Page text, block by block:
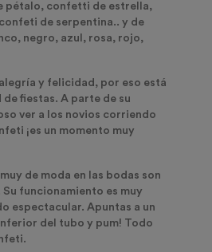
pétalo, confetti de estrella,
de serpentina.. y de
negro, azul, rosa, rojo,
y felicidad, por eso está
fiestas. A parte de su
ver a los novios corriendo
¡es un momento muy
de moda en las bodas son
Su funcionamiento es muy
espectacular. Apuntas a un
del tubo y pum! Todo